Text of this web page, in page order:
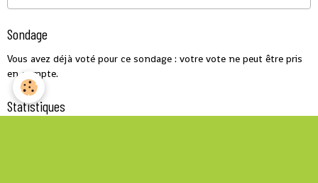
Sondage
Vous avez déjà voté pour ce sondage : votre vote ne peut être pris
en compte.
Statistiques